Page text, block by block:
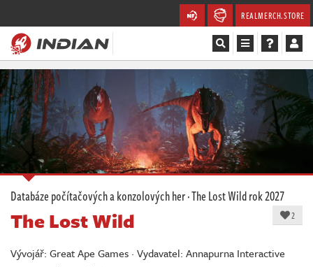
REALMERCH.STORE
Magazín
Recenze
Videa
Soutěže
Databáze
Komunita
Databáze počítačových a konzolových her·The Lost Wildrok 2027
2
The Lost Wild
Vývojář: Great Ape Games · Vydavatel: Annapurna Interactive